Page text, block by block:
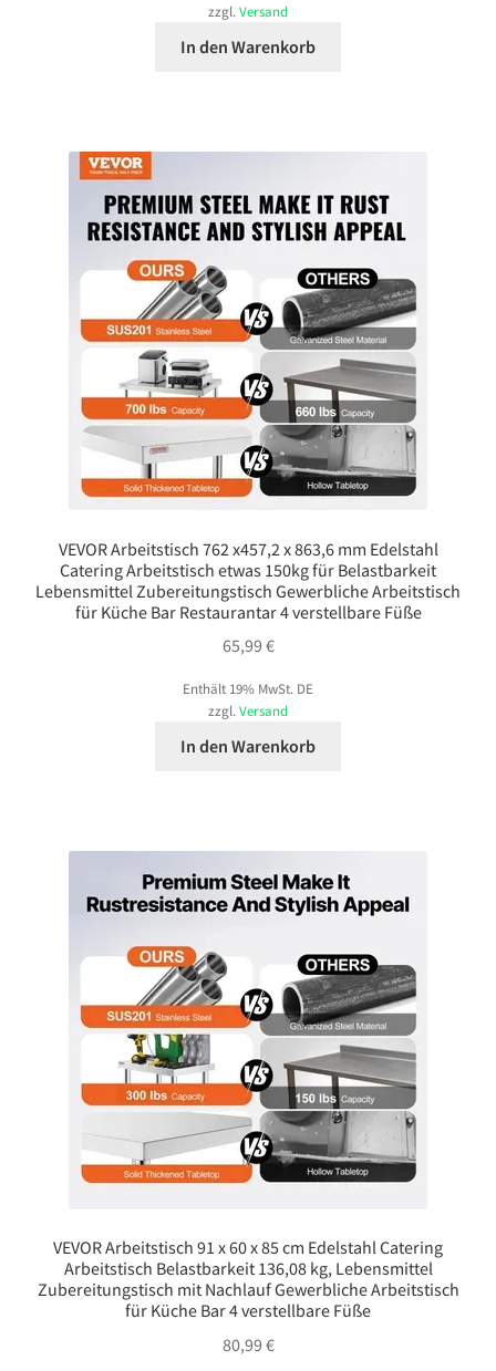
zzgl.Versand
In den Warenkorb
VEVOR Arbeitstisch 762 x457,2 x 863,6 mm Edelstahl
Catering Arbeitstisch etwas 150kg für Belastbarkeit
Lebensmittel Zubereitungstisch Gewerbliche Arbeitstisch
für Küche Bar Restaurantar 4 verstellbare Füße
65,99 €
Enthält 19% MwSt. DE
zzgl.Versand
In den Warenkorb
VEVOR Arbeitstisch 91 x 60 x 85 cm Edelstahl Catering
Arbeitstisch Belastbarkeit 136,08 kg, Lebensmittel
Zubereitungstisch mit Nachlauf Gewerbliche Arbeitstisch
für Küche Bar 4 verstellbare Füße
80,99 €